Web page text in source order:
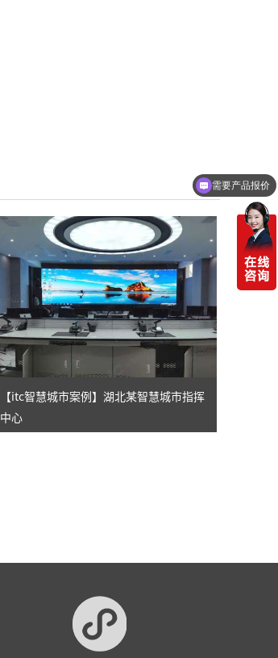
【itc智慧城市案例】湖北某智慧城市指挥
中心
需要产品报价